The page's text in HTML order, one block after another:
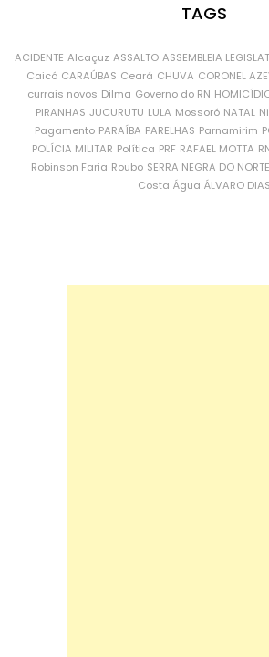
TAGS
ACIDENTE Alcaçuz ASSALTO ASSEMBLEIA
Caicó CARAÚBAS Ceará CHUVA CORONEL
currais novos Dilma Governo do RN
PIRANHAS JUCURUTU LULA Mossoró NATAL
Pagamento PARAÍBA PARELHAS Parnamirim
POLÍCIA MILITAR Política PRF RAFAEL MOTTA
Robinson Faria Roubo SERRA NEGRA DO NORTE
Costa Água ÁLVARO DIAS